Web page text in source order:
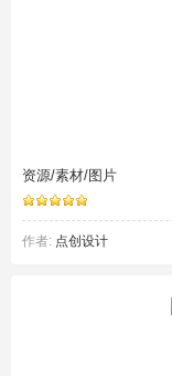
资源/素材/图片
作者: 点创设计